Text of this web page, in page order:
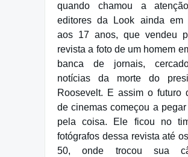
quando chamou a
editores da Look ainda em
aos 17 anos, que vendeu
revista a foto de um homem
banca de jornais,
notícias da morte do
Roosevelt. E assim o futuro
de cinemas começou a
pela coisa. Ele ficou no
fotógrafos dessa revista até
50, onde trocou sua